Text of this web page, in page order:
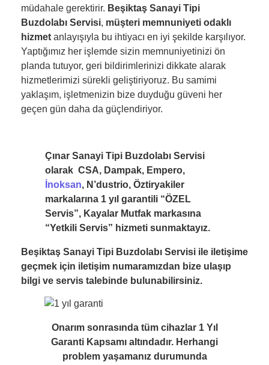
müdahale gerektirir. Beşiktaş Sanayi Tipi
Buzdolabı Servisi, müşteri memnuniyeti odaklı
hizmet anlayışıyla bu ihtiyacı en iyi şekilde karşılıyor.
Yaptığımız her işlemde sizin memnuniyetinizi ön
planda tutuyor, geri bildirimlerinizi dikkate alarak
hizmetlerimizi sürekli geliştiriyoruz. Bu samimi
yaklaşım, işletmenizin bize duyduğu güveni her
geçen gün daha da güçlendiriyor.
Çınar Sanayi Tipi Buzdolabı Servisi
olarak CSA, Dampak, Empero,
İnoksan, N’dustrio, Öztiryakiler
markalarına 1 yıl garantili “ÖZEL
Servis”, Kayalar Mutfak markasına
“Yetkili Servis” hizmeti sunmaktayız.
Beşiktaş Sanayi Tipi Buzdolabı Servisi ile iletişime
geçmek için iletişim numaramızdan bize ulaşıp
bilgi ve servis talebinde bulunabilirsiniz.
Onarım sonrasında tüm cihazlar 1 Yıl
Garanti Kapsamı altındadır. Herhangi
problem yaşamanız durumunda